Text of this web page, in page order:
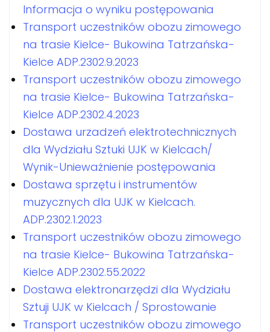
Informacja o wyniku postępowania
Transport uczestników obozu zimowego
na trasie Kielce- Bukowina Tatrzańska-
Kielce ADP.2302.9.2023
Transport uczestników obozu zimowego
na trasie Kielce- Bukowina Tatrzańska-
Kielce ADP.2302.4.2023
Dostawa urzadzeń elektrotechnicznych
dla Wydziału Sztuki UJK w Kielcach/
Wynik-Unieważnienie postępowania
Dostawa sprzętu i instrumentów
muzycznych dla UJK w Kielcach.
ADP.2302.1.2023
Transport uczestników obozu zimowego
na trasie Kielce- Bukowina Tatrzańska-
Kielce ADP.2302.55.2022
Dostawa elektronarzędzi dla Wydziału
Sztuji UJK w Kielcach / Sprostowanie
Transport uczestników obozu zimowego